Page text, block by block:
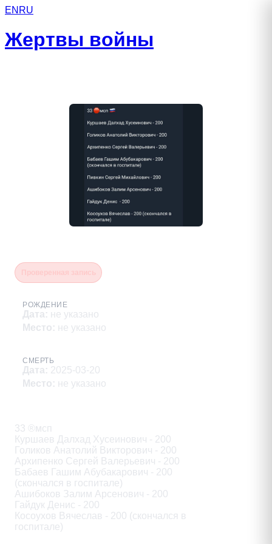
EN RU
Жертвы войны
РОЖДЕНИЕ
Дата: не указано
Место: не указано
СМЕРТЬ
Дата: 2025-03-20
Место: не указано
33 ®мсп
Куршаев Далхад Хусеинович - 200
Голиков Анатолий Викторович - 200
Архипенко Сергей Валерьевич - 200
Бабаев Гашим Абубакарович - 200
(скончался в госпитале)
Ашибоков Залим Арсенович - 200
Гайдук Денис - 200
Косоухов Вячеслав - 200 (скончался в
госпитале)